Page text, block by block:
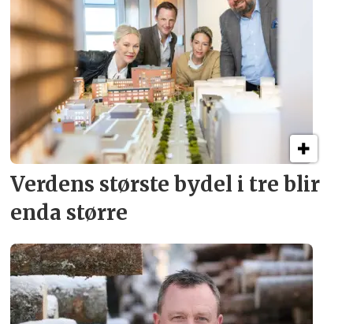
Verdens største bydel i tre blir
enda større